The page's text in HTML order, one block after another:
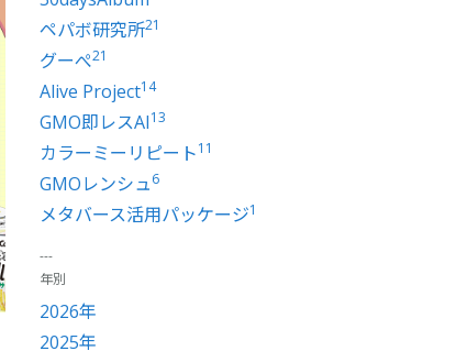
ペパボ研究所21
グーぺ21
Alive Project14
GMO即レスAI13
カラーミーリピート11
GMOレンシュ6
メタバース活用パッケージ1
年別
2026年
2025年